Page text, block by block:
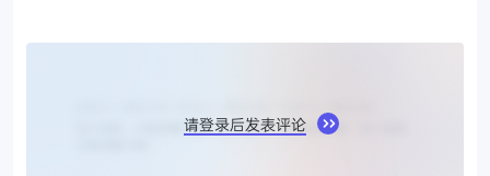
请登录后发表评论